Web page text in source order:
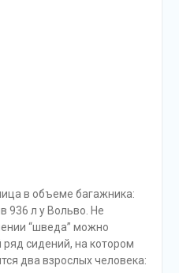
в объеме багажника:
936 л у Вольво. Не
“шведа” можно
ряд сидений, на котором
два взрослых человека: